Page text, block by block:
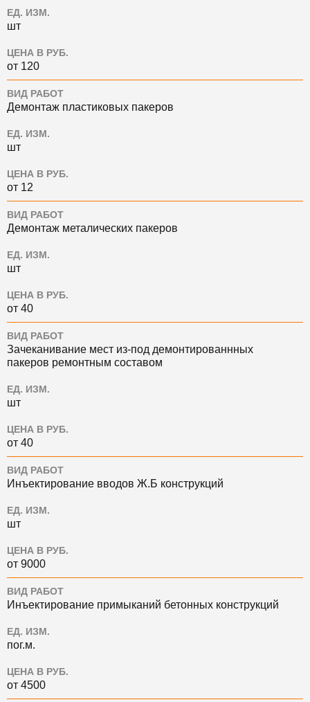
ЕД. ИЗМ.
шт
ЦЕНА В РУБ.
от 120
ВИД РАБОТ
Демонтаж пластиковых пакеров
ЕД. ИЗМ.
шт
ЦЕНА В РУБ.
от 12
ВИД РАБОТ
Демонтаж металических пакеров
ЕД. ИЗМ.
шт
ЦЕНА В РУБ.
от 40
ВИД РАБОТ
Зачеканивание мест из-под демонтированнных
пакеров ремонтным составом
ЕД. ИЗМ.
шт
ЦЕНА В РУБ.
от 40
ВИД РАБОТ
Инъектирование вводов Ж.Б конструкций
ЕД. ИЗМ.
шт
ЦЕНА В РУБ.
от 9000
ВИД РАБОТ
Инъектирование примыканий бетонных конструкций
ЕД. ИЗМ.
пог.м.
ЦЕНА В РУБ.
от 4500